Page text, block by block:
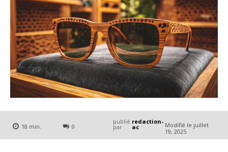
18 min. 0
publié
par
redaction-
ac Modifié le juillet
19, 2025